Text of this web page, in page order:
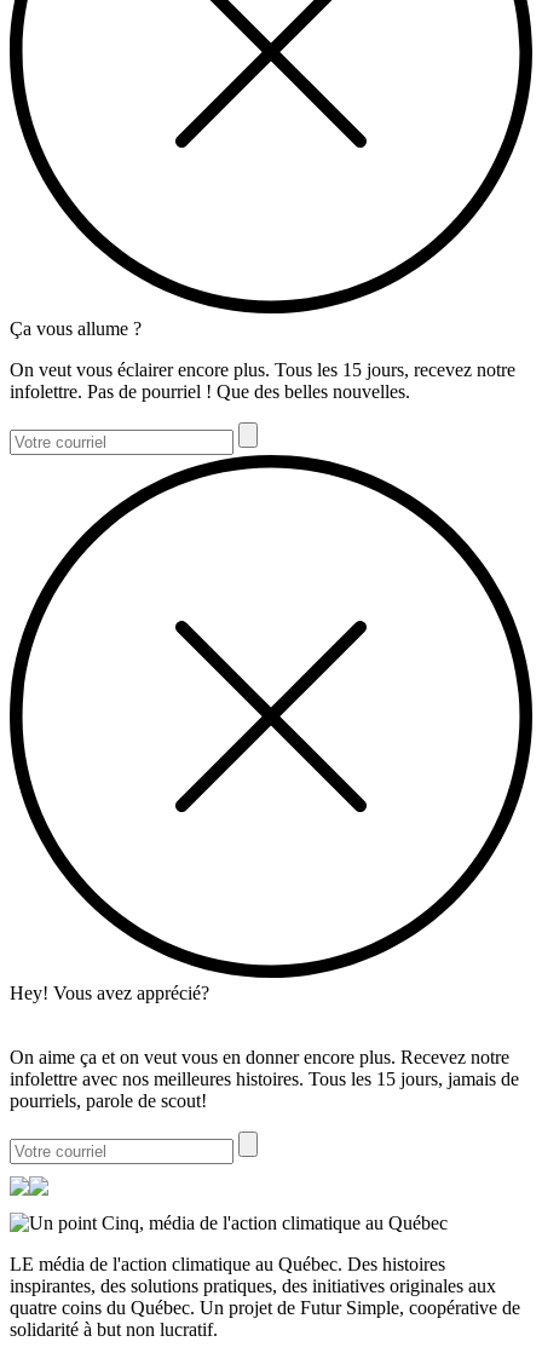
Ça vous allume ?
On veut vous éclairer encore plus. Tous les 15 jours, recevez notre
infolettre. Pas de pourriel ! Que des belles nouvelles.
Hey! Vous avez apprécié?
On aime ça et on veut vous en donner encore plus. Recevez notre
infolettre avec nos meilleures histoires. Tous les 15 jours, jamais de
pourriels, parole de scout!
LE média de l'action climatique au Québec. Des histoires
inspirantes, des solutions pratiques, des initiatives originales aux
quatre coins du Québec. Un projet de Futur Simple, coopérative de
solidarité à but non lucratif.